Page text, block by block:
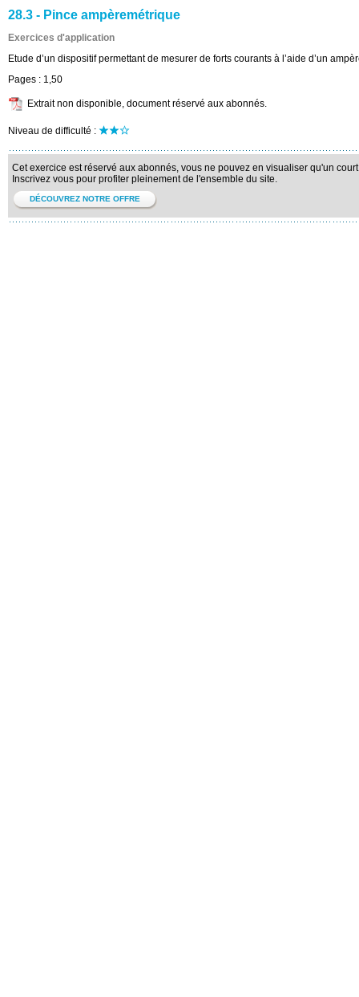
28.3 - Pince ampèremétrique
Exercices d'application
Etude d’un dispositif permettant de mesurer de forts courants à l’aide d’un
Pages : 1,50
Extrait non disponible, document réservé aux abonnés.
Niveau de difficulté :
Cet exercice est réservé aux abonnés, vous ne pouvez en visualiser qu'un
Inscrivez vous pour profiter pleinement de l'ensemble du site.
DÉCOUVREZ NOTRE OFFRE